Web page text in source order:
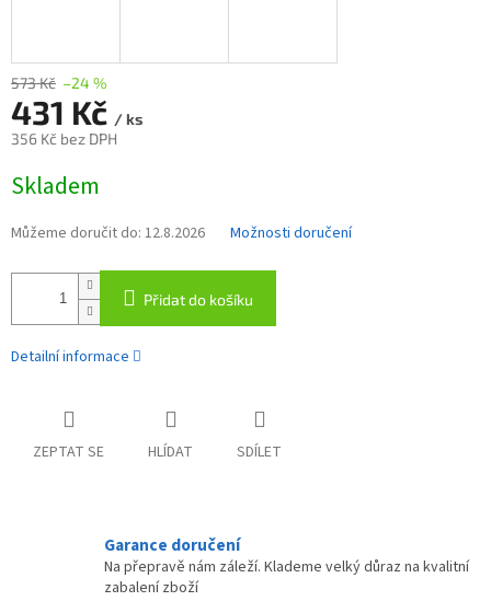
573 Kč –24 %
431 Kč / ks
356 Kč bez DPH
cena:
Skladem
Můžeme doručit do: 12.8.2026 Možnosti doručení
Přidat do košíku
Detailní informace
ZEPTAT SE HLÍDAT SDÍLET
Garance doručení
Na přepravě nám záleží. Klademe velký důraz na kvalitní
zabalení zboží